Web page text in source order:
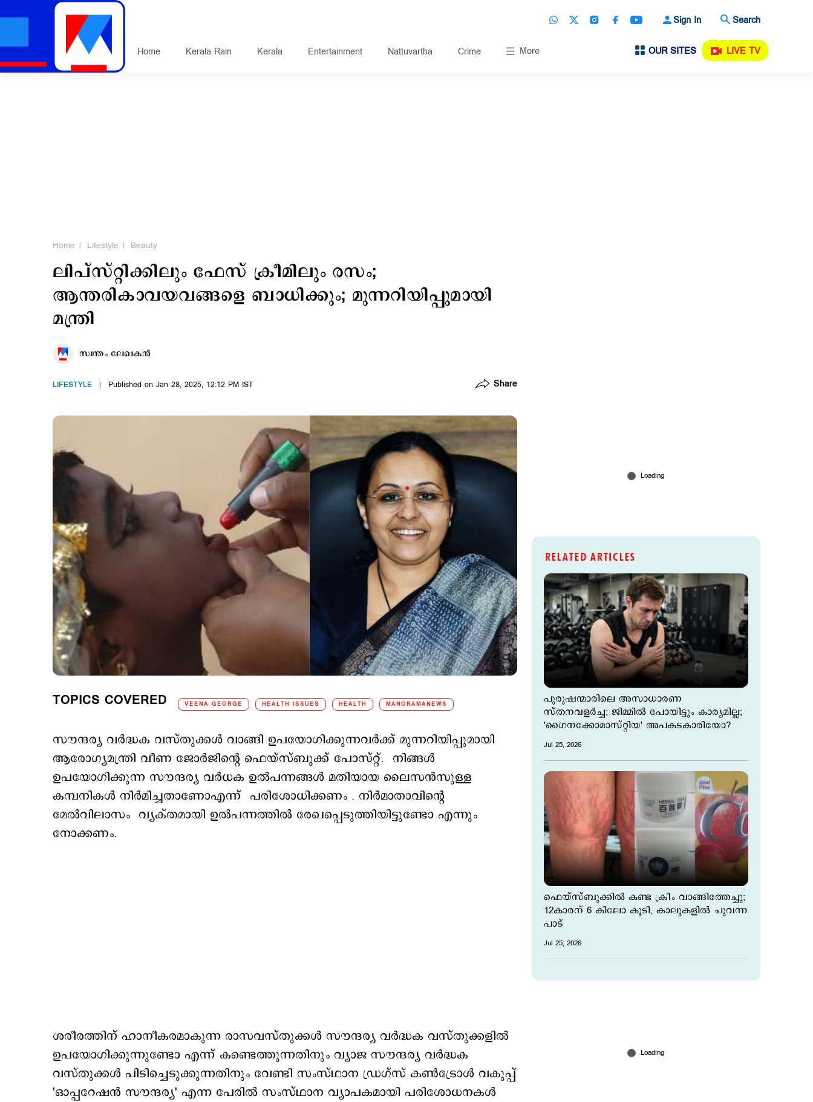
Sign In Search
Home Kerala Rain Kerala Entertainment Nattuvartha Crime More OUR SITES LIVE TV
Home Lifestyle Beauty
ലിപ്സ്റ്റിക്കിലും ഫേസ് ക്രീമിലും രസം;
ആന്തരികാവയവങ്ങളെ ബാധിക്കും; മുന്നറിയിപ്പുമായി
മന്ത്രി
സ്വന്തം ലേഖകൻ
LIFESTYLE Published on Jan 28, 2025, 12:12 PM IST Share
TOPICS COVERED VEENA GEORGE HEALTH ISSUES HEALTH MANORAMANEWS
സൗന്ദര്യ വര്‍ദ്ധക വസ്തുക്കള്‍ വാങ്ങി ഉപയോഗിക്കുന്നവര്‍ക്ക് മുന്നറിയിപ്പുമായി
ആരോഗ്യമന്ത്രി വീണ ജോര്‍ജിന്‍റെ ഫെയ്സ്ബുക്ക് പോസ്റ്റ്. നിങ്ങള്‍
ഉപയോഗിക്കുന്ന സൗന്ദര്യ വര്‍ധക ഉല്‍പന്നങ്ങള്‍ മതിയായ ലൈസന്‍സുള്ള
കമ്പനികള്‍ നിര്‍മിച്ചതാണോഎന്ന് പരിശോധിക്കണം . നിര്‍മാതാവിന്‍റെ
മേല്‍വിലാസം വ്യക്തമായി ഉല്‍പന്നത്തില്‍ രേഖപ്പെടുത്തിയിട്ടുണ്ടോ എന്നും
നോക്കണം.
ശരീരത്തിന് ഹാനീകരമാകുന്ന രാസവസ്തുക്കള്‍ സൗന്ദര്യ വര്‍ദ്ധക വസ്തുക്കളില്‍
ഉപയോഗിക്കുന്നുണ്ടോ എന്ന് കണ്ടെത്തുന്നതിനും വ്യാജ സൗന്ദര്യ വര്‍ദ്ധക
വസ്തുക്കള്‍ പിടിച്ചെടുക്കുന്നതിനും വേണ്ടി സംസ്ഥാന ഡ്രഗ്സ് കണ്‍ട്രോള്‍ വകുപ്പ്
'ഓപ്പറേഷന്‍ സൗന്ദര്യ' എന്ന പേരില്‍ സംസ്ഥാന വ്യാപകമായി പരിശോധനകള്‍
RELATED ARTICLES
പുരുഷന്മാരിലെ അസാധാരണ
സ്തനവളര്‍ച്ച; ജിമ്മില്‍ പോയിട്ടും കാര്യമില്ല;
'ഗൈനക്കോമാസ്റ്റിയ' അപകടകാരിയോ?
Jul 25, 2026
ഫെയ്സ്ബുക്കില്‍ കണ്ട ക്രീം വാങ്ങിത്തേച്ചു;
12കാരന് 6 കിലോ കൂടി, കാലുകളില്‍ ചുവന്ന
പാട്
Jul 25, 2026